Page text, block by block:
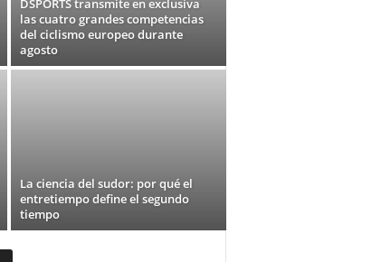
DSPORTS transmite en exclusiva
las cuatro grandes competencias
del ciclismo europeo durante
agosto
La ciencia del sudor: por qué el
entretiempo define el segundo
tiempo